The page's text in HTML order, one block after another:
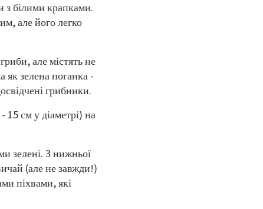
з білими крапками.
але його легко
але містять не
зелена поганка -
грибники.
15 см у діаметрі) на
зелені. З нижньої
(але не завжди!)
піхвами, які